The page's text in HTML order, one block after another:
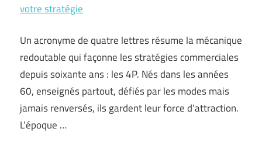
votre stratégie
Un acronyme de quatre lettres résume la mécanique
redoutable qui façonne les stratégies commerciales
depuis soixante ans : les 4P. Nés dans les années
60, enseignés partout, défiés par les modes mais
jamais renversés, ils gardent leur force d’attraction.
L’époque …